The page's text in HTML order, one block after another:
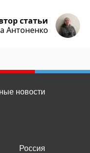
статьи
Антоненко
новости
Россия